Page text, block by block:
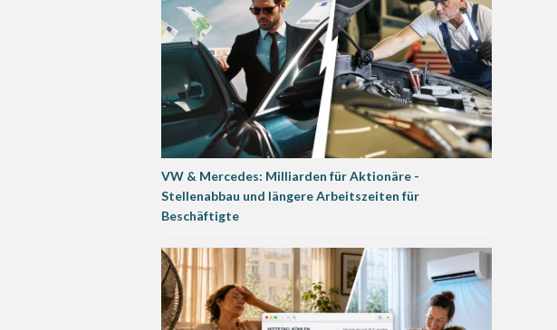
VW & Mercedes: Milliarden für Aktionäre -
Stellenabbau und längere Arbeitszeiten für
Beschäftigte